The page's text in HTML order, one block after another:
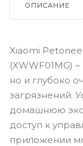
ОПИСАНИЕ
Xiaomi
(XWWF01MG)
но и глубоко
загрязнений.
домашнюю
доступ к
приложении